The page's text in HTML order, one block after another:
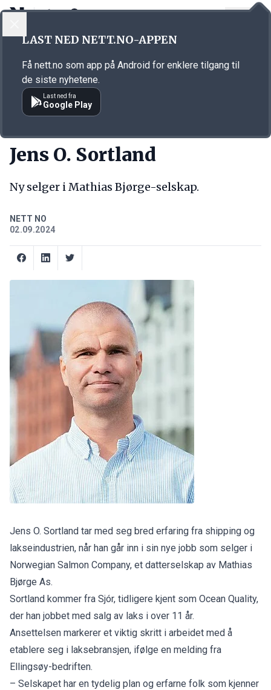
Annonsørinnhold
Jens O. Sortland
Ny selger i Mathias Bjørge-selskap.
NETT NO
02.09.2024
Jens O. Sortland tar med seg bred erfaring fra shipping og
lakseindustrien, når han går inn i sin nye jobb som selger i
Norwegian Salmon Company, et datterselskap av Mathias
Bjørge As.
Sortland kommer fra Sjór, tidligere kjent som Ocean Quality,
der han jobbet med salg av laks i over 11 år.
Ansettelsen markerer et viktig skritt i arbeidet med å
etablere seg i laksebransjen, ifølge en melding fra
Ellingsøy-bedriften.
– Selskapet har en tydelig plan og erfarne folk som kjenner
LAST NED NETT.NO-APPEN
Få nett.no som app på Android for enklere tilgang til
de siste nyhetene.
Last ned fra
Google Play